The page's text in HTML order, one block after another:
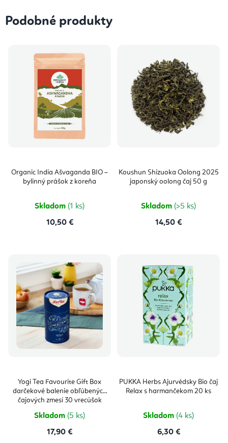
Podobné produkty
Organic India Ašvaganda BIO –
bylinný prášok z koreňa
Skladom (1 ks)
10,50 €
Koushun Shizuoka Oolong 2025
japonský oolong čaj 50 g
Skladom (>5 ks)
14,50 €
Yogi Tea Favourite Gift Box
darčekové balenie obľúbených
čajových zmesí 30 vrecúšok
Skladom (5 ks)
17,90 €
PUKKA Herbs Ajurvédsky Bio čaj
Relax s harmančekom 20 ks
Skladom (4 ks)
6,30 €